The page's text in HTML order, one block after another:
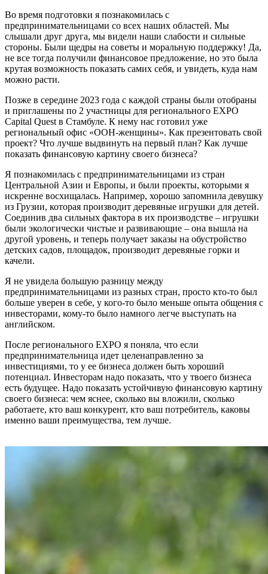
Во время подготовки я познакомилась с
предпринимательницами со всех наших областей. Мы
слышали друг друга, мы видели наши слабости и сильные
стороны. Были щедры на советы и моральную поддержку! Да,
не все тогда получили финансовое предложение, но это была
крутая возможность показать самих себя, и увидеть, куда нам
можно расти.
Позже в середине 2023 года с каждой страны были отобраны
и приглашены по 2 участницы для регионального EXPO
Capital Quest в Стамбуле. К нему нас готовил уже
региональный офис «ООН-женщины». Как презентовать свой
проект? Что лучше выдвинуть на первый план? Как лучше
показать финансовую картину своего бизнеса?
Я познакомилась с предпринимательницами из стран
Центральной Азии и Европы, и были проекты, которыми я
искренне восхищалась. Например, хорошо запомнила девушку
из Грузии, которая производит деревяные игрушки для детей.
Соединив два сильных фактора в их производстве – игрушки
были экологически чистые и развивающие – она вышла на
другой уровень, и теперь получает заказы на обустройство
детских садов, площадок, производит деревяные горки и
качели.
Я не увидела большую разницу между
предпринимательницами из разных стран, просто кто-то был
больше уверен в себе, у кого-то было меньше опыта общения с
инвесторами, кому-то было намного легче выступать на
английском.
После регионального EXPO я поняла, что если
предпринимательница идет целенаправленно за
инвестициями, то у ее бизнеса должен быть хороший
потенциал. Инвесторам надо показать, что у твоего бизнеса
есть будущее. Надо показать устойчивую финансовую картину
своего бизнеса: чем яснее, сколько вы вложили, сколько
работаете, кто ваш конкурент, кто ваш потребитель, каковы
именно ваши преимущества, тем лучше.